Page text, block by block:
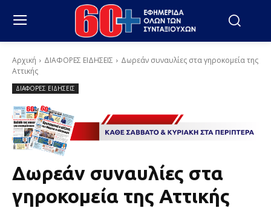
Αρχική ΔΙΑΦΟΡΕΣ ΕΙΔΗΣΕΙΣ
Δωρεάν συναυλίες στα γηροκομεία της
Αττικής
ΔΙΑΦΟΡΕΣ ΕΙΔΗΣΕΙΣ
Δωρεάν συναυλίες στα
γηροκομεία της Αττικής